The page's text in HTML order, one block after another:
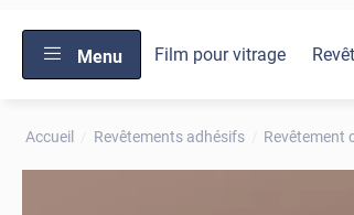
Menu Film pour vitrage
Accueil Revêtements adhésifs Revêtement